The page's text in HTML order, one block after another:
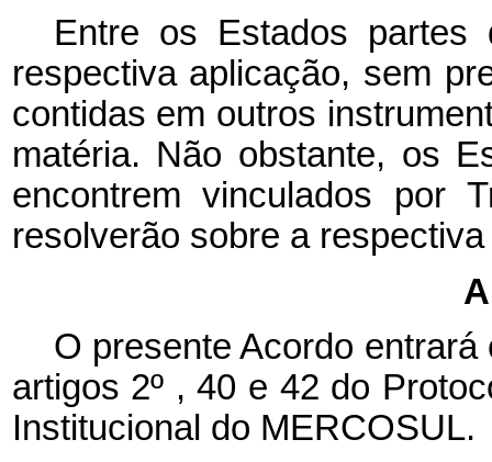
Entre os Estados partes
respectiva aplicação, sem
contidas em outros
matéria. Não obstante, os
encontrem vinculados por
resolverão sobre a
O presente Acordo
artigos 2º , 40 e 42 do
Institucional do MERCOSUL.